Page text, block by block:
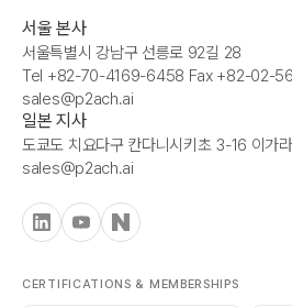
서울 본사
서울특별시 강남구 선릉로 92길 28
Tel +82-70-4169-6458 Fax +82-02-
sales@p2ach.ai
일본 지사
도쿄도 치요다구 칸다니시키초 3-16 이가
sales@p2ach.ai
CERTIFICATIONS & MEMBERSHIPS